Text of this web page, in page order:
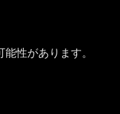
性があります。